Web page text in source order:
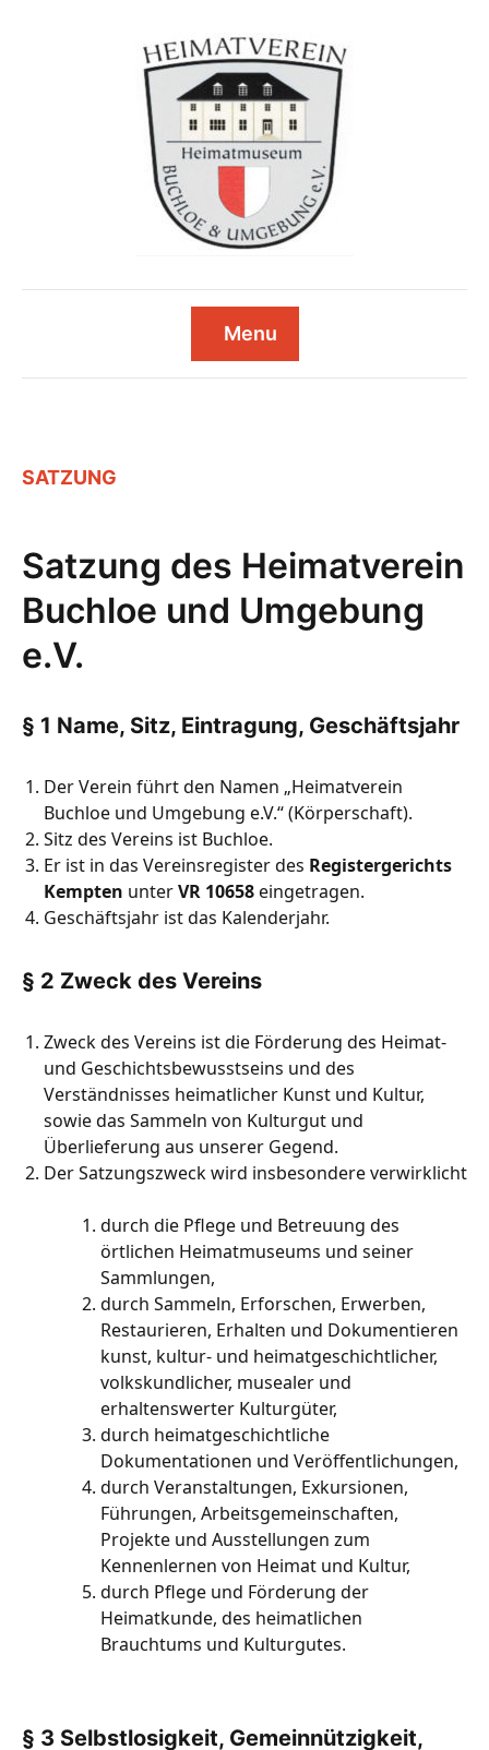
Menu
SATZUNG
Satzung des Heimatverein
Buchloe und Umgebung
e.V.
§ 1 Name, Sitz, Eintragung, Geschäftsjahr
Der Verein führt den Namen „Heimatverein
Buchloe und Umgebung e.V.“ (Körperschaft).
Sitz des Vereins ist Buchloe.
Er ist in das Vereinsregister des Registergerichts
Kempten unterVR 10658eingetragen.
Geschäftsjahr ist das Kalenderjahr.
§ 2 Zweck des Vereins
Zweck des Vereins ist die Förderung des Heimat-
und Geschichtsbewusstseins und des
Verständnisses heimatlicher Kunst und Kultur,
sowie das Sammeln von Kulturgut und
Überlieferung aus unserer Gegend.
Der Satzungszweck wird insbesondere verwirklicht
durch die Pflege und Betreuung des
örtlichen Heimatmuseums und seiner
Sammlungen,
durch Sammeln, Erforschen, Erwerben,
Restaurieren, Erhalten und Dokumentieren
kunst, kultur- und heimatgeschichtlicher,
volkskundlicher, musealer und
erhaltenswerter Kulturgüter,
durch heimatgeschichtliche
Dokumentationen und Veröffentlichungen,
durch Veranstaltungen, Exkursionen,
Führungen, Arbeitsgemeinschaften,
Projekte und Ausstellungen zum
Kennenlernen von Heimat und Kultur,
durch Pflege und Förderung der
Heimatkunde, des heimatlichen
Brauchtums und Kulturgutes.
§ 3 Selbstlosigkeit, Gemeinnützigkeit,